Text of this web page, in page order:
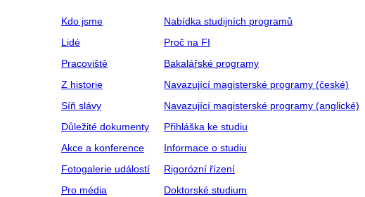
Kdo jsme
Lidé
Pracoviště
Z historie
Síň slávy
Důležité dokumenty
Akce a konference
Fotogalerie událostí
Pro média
Nabídka studijních programů
Proč na FI
Bakalářské programy
Navazující magisterské programy (české)
Navazující magisterské programy (anglické)
Přihláška ke studiu
Informace o studiu
Rigorózní řízení
Doktorské studium